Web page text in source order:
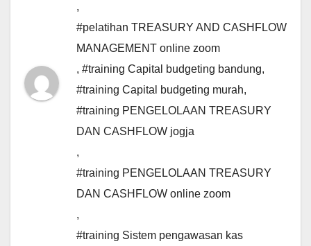
,
#pelatihan TREASURY AND CASHFLOW
MANAGEMENT online zoom
, #training Capital budgeting bandung,
#training Capital budgeting murah,
#training PENGELOLAAN TREASURY
DAN CASHFLOW jogja
,
#training PENGELOLAAN TREASURY
DAN CASHFLOW online zoom
,
#training Sistem pengawasan kas